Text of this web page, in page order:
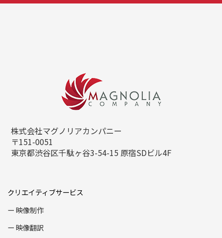
株式会社マグノリアカンパニー
〒151-0051
東京都渋谷区千駄ヶ谷3-54-15 原宿SDビル4F
クリエイティブサービス
映像制作
映像翻訳